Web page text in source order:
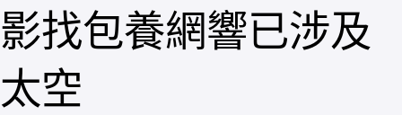
影找包養網響已涉及
太空